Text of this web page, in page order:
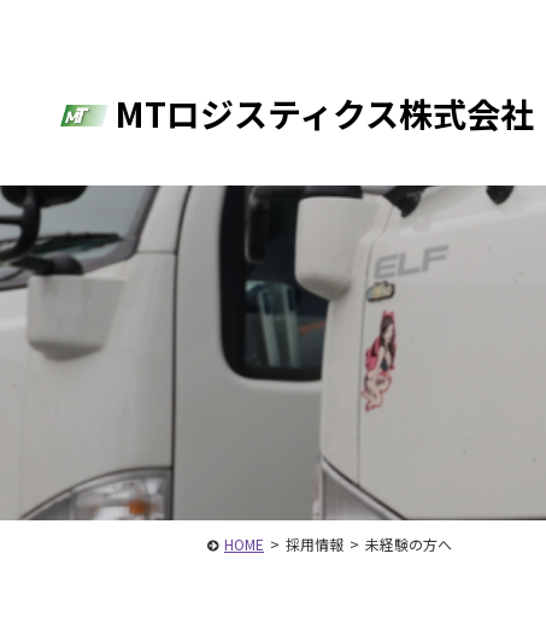
MTロジスティクス株式会社
HOME > 採用情報 > 未経験の方へ